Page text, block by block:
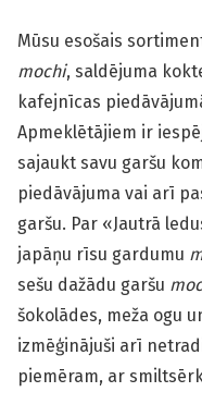
Mūsu esošais
mochi, saldējuma
kafejnīcas
Apmeklētājiem ir
sajaukt savu garšu
piedāvājuma vai arī
garšu. Par «Jautrā
japāņu rīsu gardumu
sešu dažādu garšu
šokolādes, meža ogu
izmēģinājuši arī
piemēram, ar